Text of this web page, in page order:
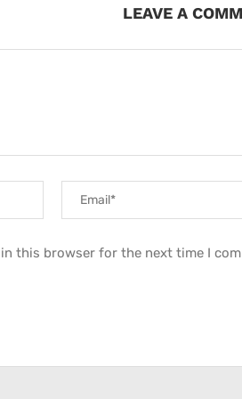
LEAVE A
this browser for the next time I